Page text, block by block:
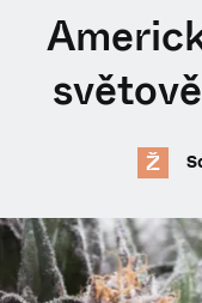
ZVOLTE
POZICI
English
English
Ž